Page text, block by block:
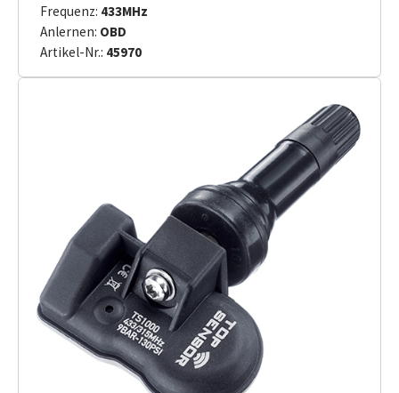
Frequenz: 433MHz
Anlernen: OBD
Artikel-Nr.: 45970